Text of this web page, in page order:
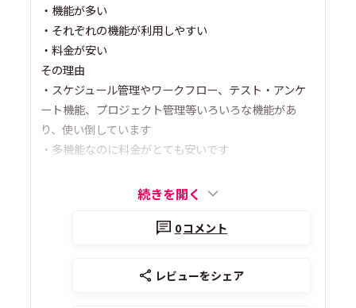
・機能が多い
・それぞれの機能が利用しやすい
・料金が安い
その理由
・スケジュール管理やワークフロー、テスト・アンケ
ート機能、プロジェクト管理等いろいろな機能があ
り、使い倒しています
・多機能なのに料金がとても安いです
続きを開く
0コメント
レビューをシェア